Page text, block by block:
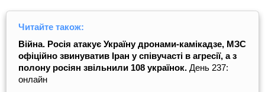
Читайте також:
Війна. Росія атакує Україну дронами-камікадзе, МЗС
офіційно звинуватив Іран у співучасті в агресії, а з
полону росіян звільнили 108 українок. День 237:
онлайн